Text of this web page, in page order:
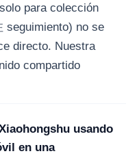
para colección
seguimiento) no se
directo. Nuestra
compartido
usando
en una